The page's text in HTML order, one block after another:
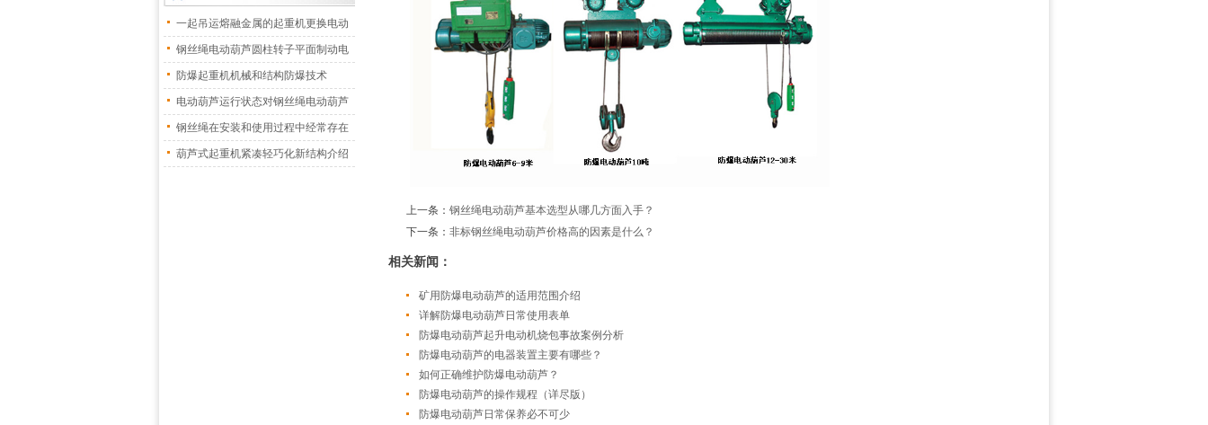
上一条： 钢丝绳电动葫芦基本选型从哪几方面入手？
下一条： 非标钢丝绳电动葫芦价格高的因素是什么？
相关新闻：
矿用防爆电动葫芦的适用范围介绍
详解防爆电动葫芦日常使用表单
防爆电动葫芦起升电动机烧包事故案例分析
防爆电动葫芦的电器装置主要有哪些？
如何正确维护防爆电动葫芦？
防爆电动葫芦的操作规程（详尽版）
防爆电动葫芦日常保养必不可少
一起吊运熔融金属的起重机更换电动
葫 钢丝绳电动葫芦圆柱转子平面制动电
机
防爆起重机机械和结构防爆技术
电动葫芦运行状态对钢丝绳电动葫芦
振 钢丝绳在安装和使用过程中经常存在
的 葫芦式起重机紧凑轻巧化新结构介绍